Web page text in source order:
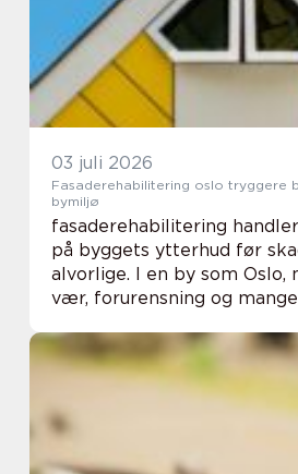
enn som s...
03 juli 2026
Fasaderehabilitering oslo tryggere bygg og penere
bymiljø
fasaderehabilitering
på byggets ytterhud før
alvorlige. I en by som Oslo,
vær, forurensning og mange
behandling i tide, forlenges